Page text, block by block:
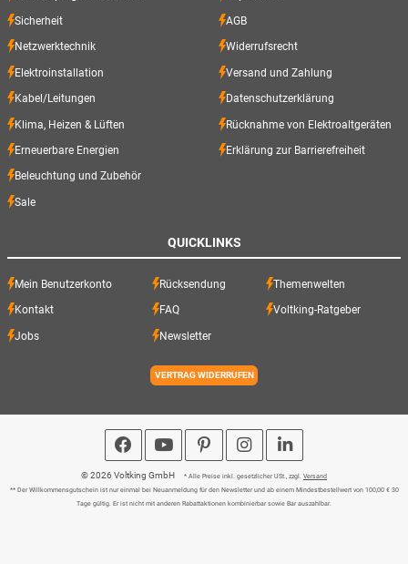
Sicherheit
Netzwerktechnik
Elektroinstallation
Kabel/Leitungen
Klima, Heizen & Lüften
Erneuerbare Energien
Beleuchtung und Zubehör
Sale
AGB
Widerrufsrecht
Versand und Zahlung
Datenschutzerklärung
Rücknahme von Elektroaltgeräten
Erklärung zur Barrierefreiheit
QUICKLINKS
Mein Benutzerkonto Rücksendung Themenwelten
Kontakt FAQ Voltking-Ratgeber
Jobs Newsletter
VERTRAG WIDERRUFEN
© 2026 Voltking GmbH * Alle Preise inkl. gesetzlicher USt., zzgl. Versand
** Der Willkommensgutschein ist nur einmal bei Neuanmeldung für den Newsletter und ab einem Mindestbestellwert von 100,00 € 30
Tage gültig. Er ist nicht mit anderen Rabattaktionen kombinierbar sowie Bar auszahlbar.